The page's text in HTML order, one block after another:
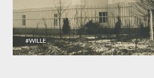
#WILLE